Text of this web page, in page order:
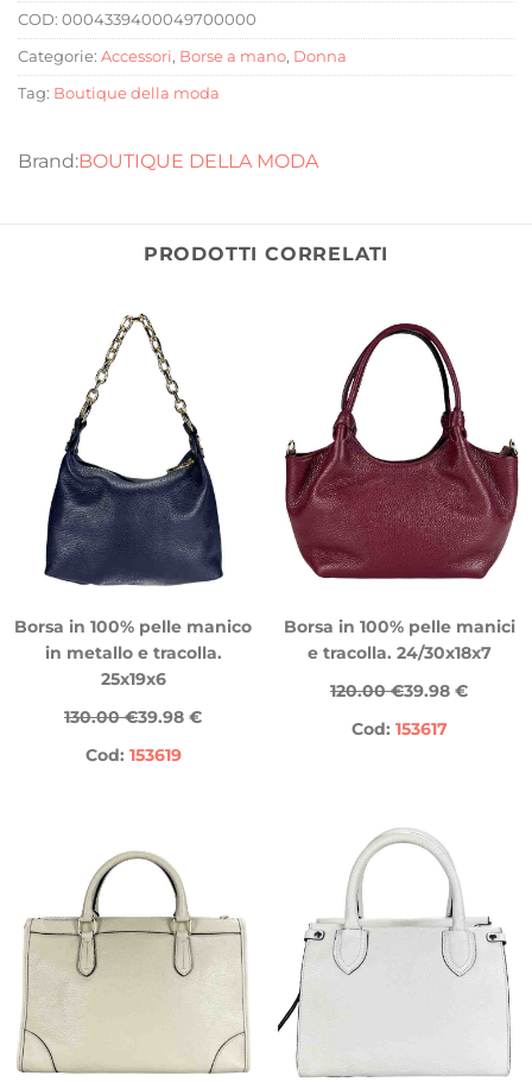
COD: 0004339400049700000
Categorie: Accessori, Borse a mano, Donna
Tag: Boutique della moda
BOUTIQUE DELLA MODA
PRODOTTI CORRELATI
Borsa in 100% pelle manico
in metallo e tracolla.
25x19x6
130.00 €39.98 €
Cod: 153619
Borsa in 100% pelle manici
e tracolla. 24/30x18x7
120.00 €39.98 €
Cod: 153617